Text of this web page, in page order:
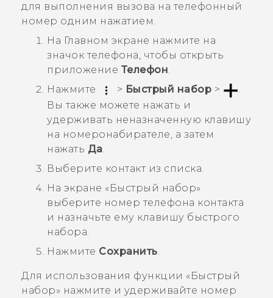
ПОДДЕРЖКА
для выполнения вызова на телефонный
номер одним нажатием.
На Главном экране нажмите на
значок телефона, чтобы открыть
приложение Телефон.
Нажмите
> Быстрый набор >
.
Вы также можете нажать и
удерживать неназначенную клавишу
на номеронабирателе, а затем
нажать Да
Выберите контакт из списка.
На экране «Быстрый набор»
выберите номер телефона контакта
и назначьте ему клавишу быстрого
набора.
Нажмите Сохранить
Для использования функции «Быстрый
набор» нажмите и удерживайте номер